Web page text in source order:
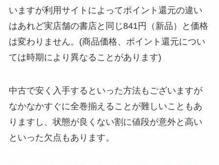
いますが利用サイトによってポイント還元の違い
はあれど実店舗の書店と同じ841円（新品）と価格
は変わりません。(商品価格、ポイント還元につい
ては時期により異なることがあります)
中古で安く入手するといった方法もございますが
なかなかすぐに全巻揃えることが難しいこともあ
りますし、状態が良くない割に値段が意外と高い
といった欠点もあります。